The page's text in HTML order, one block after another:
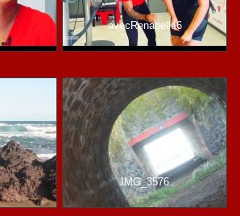
avecRenabelle6
IMG_3576